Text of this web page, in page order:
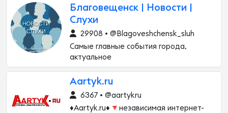
Благовещенск | Новости |
Слухи
29908 • @Blagoveshchensk_sluh
Самые главные события города,
актуальное
Aartyk.ru
6367 • @aartykru
♦️Aartyk.ru♦️🔻независимая интернет-